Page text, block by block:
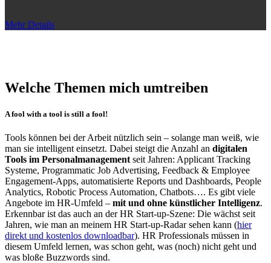
Mehr Details
Welche Themen mich umtreiben
A fool with a tool is still a fool!
Tools können bei der Arbeit nützlich sein – solange man weiß, wie
man sie intelligent einsetzt. Dabei steigt die Anzahl an digitalen
Tools im Personalmanagement seit Jahren: Applicant Tracking
Systeme, Programmatic Job Advertising, Feedback & Employee
Engagement-Apps, automatisierte Reports und Dashboards, People
Analytics, Robotic Process Automation, Chatbots…. Es gibt viele
Angebote im HR-Umfeld – mit und ohne künstlicher Intelligenz.
Erkennbar ist das auch an der HR Start-up-Szene: Die wächst seit
Jahren, wie man an meinem HR Start-up-Radar sehen kann (hier
direkt und kostenlos downloadbar). HR Professionals müssen in
diesem Umfeld lernen, was schon geht, was (noch) nicht geht und
was bloße Buzzwords sind.